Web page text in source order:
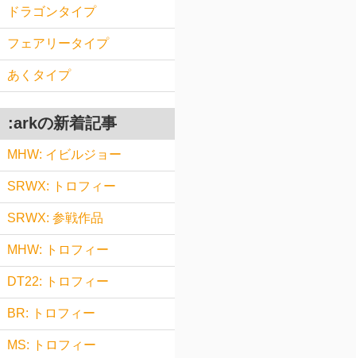
ドラゴンタイプ
フェアリータイプ
あくタイプ
:arkの新着記事
MHW: イビルジョー
SRWX: トロフィー
SRWX: 参戦作品
MHW: トロフィー
DT22: トロフィー
BR: トロフィー
MS: トロフィー